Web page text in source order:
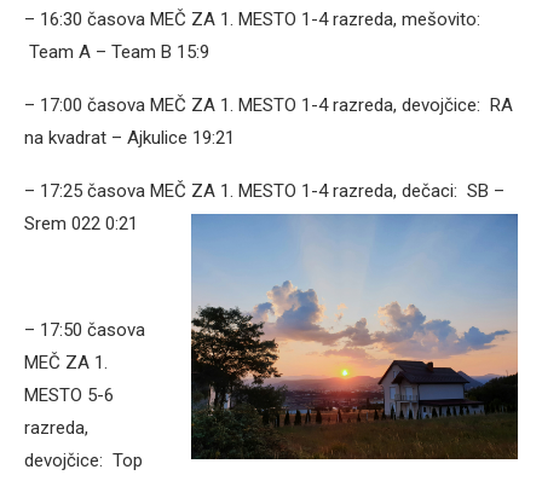
– 16:30 časova MEČ ZA 1. MESTO 1-4 razreda, mešovito:
Team A – Team B 15:9
– 17:00 časova MEČ ZA 1. MESTO 1-4 razreda, devojčice: RA
na kvadrat – Ajkulice 19:21
– 17:25 časova MEČ ZA 1. MESTO 1-4 razreda, dečaci: SB –
Srem 022 0:21
– 17:50 časova
MEČ ZA 1.
MESTO 5-6
razreda,
devojčice: Top